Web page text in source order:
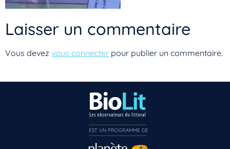
Laisser un commentaire
Vous devez vous connecter pour publier un commentaire.
Vous n’êtes pas encore inscrit à Biolit ?
Inscrivez-vous dès maintenant